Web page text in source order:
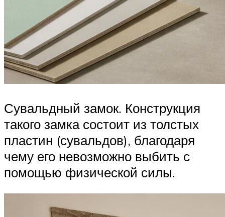
Сувальдный замок. Конструкция
такого замка состоит из толстых
пластин (сувальдов), благодаря
чему его невозможно выбить с
помощью физической силы.